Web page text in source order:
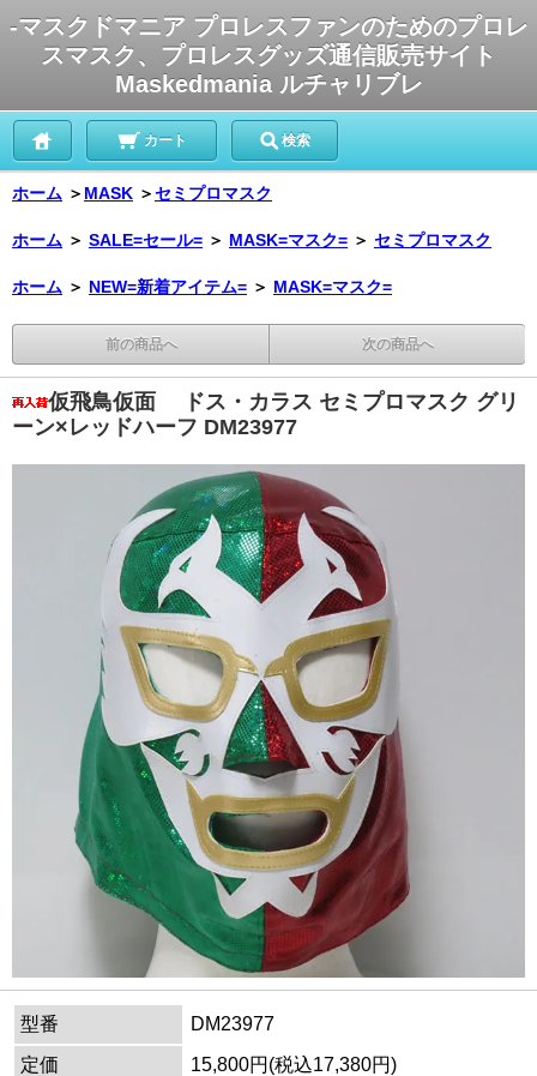
-マスクドマニア プロレスファンのためのプロレ
スマスク、プロレスグッズ通信販売サイト
Maskedmania ルチャリブレ
カート 検索
ホーム ＞ MASK ＞セミプロマスク
ホーム ＞ SALE=セール= ＞ MASK=マスク= ＞ セミプロマスク
ホーム ＞ NEW=新着アイテム= ＞ MASK=マスク=
前の商品へ 次の商品へ
仮飛鳥仮面 ドス・カラス セミプロマスク グリ
ーン×レッドハーフ DM23977
型番
DM23977
定価
15,800円(税込17,380円)